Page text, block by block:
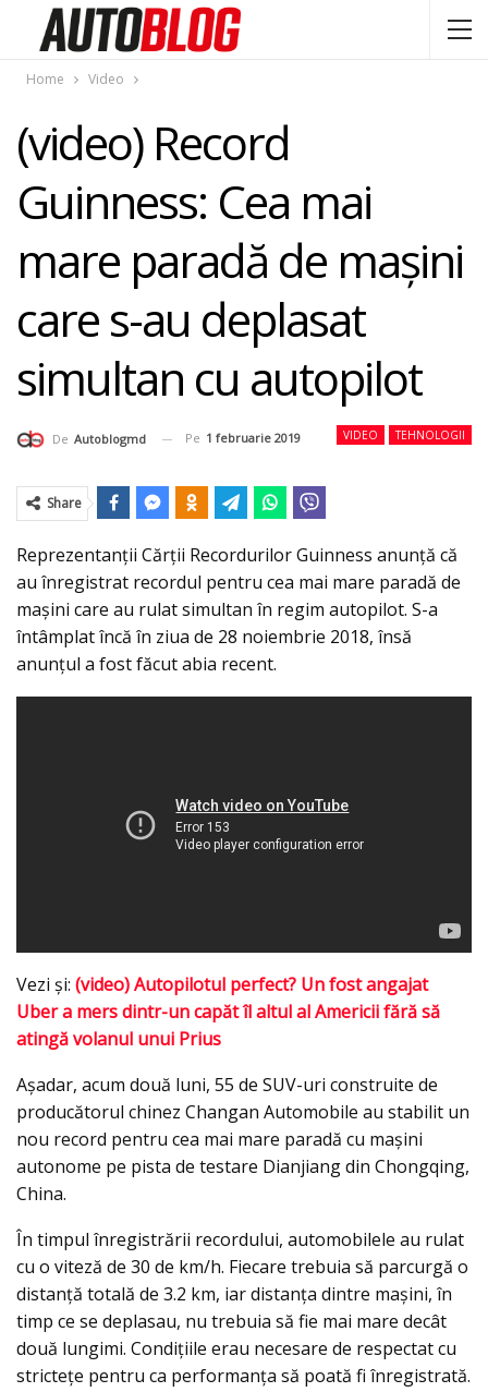
Home Video
(video) Record
Guinness: Cea mai
mare paradă de maşini
care s-au deplasat
simultan cu autopilot
VIDEO TEHNOLOGII
De Autoblogmd Pe 1 februarie 2019
Share
Reprezentanţii Cărţii Recordurilor Guinness anunţă că
au înregistrat recordul pentru cea mai mare paradă de
maşini care au rulat simultan în regim autopilot. S-a
întâmplat încă în ziua de 28 noiembrie 2018, însă
anunţul a fost făcut abia recent.
Vezi şi: (video) Autopilotul perfect? Un fost angajat
Uber a mers dintr-un capăt îl altul al Americii fără să
atingă volanul unui Prius
Aşadar, acum două luni, 55 de SUV-uri construite de
producătorul chinez Changan Automobile au stabilit un
nou record pentru cea mai mare paradă cu mașini
autonome pe pista de testare Dianjiang din Chongqing,
China.
În timpul înregistrării recordului, automobilele au rulat
cu o viteză de 30 de km/h. Fiecare trebuia să parcurgă o
distanţă totală de 3.2 km, iar distanţa dintre maşini, în
timp ce se deplasau, nu trebuia să fie mai mare decât
două lungimi. Condiţiile erau necesare de respectat cu
stricteţe pentru ca performanţa să poată fi înregistrată.